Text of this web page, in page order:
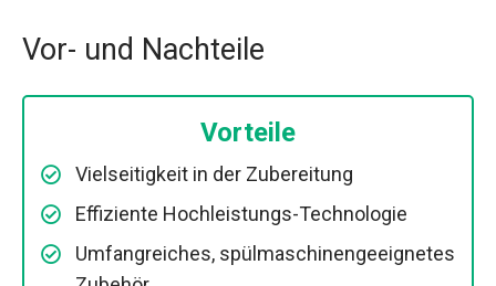
Vor- und Nachteile
Vorteile
Vielseitigkeit in der Zubereitung
Effiziente Hochleistungs-Technologie
Umfangreiches, spülmaschinengeeignetes